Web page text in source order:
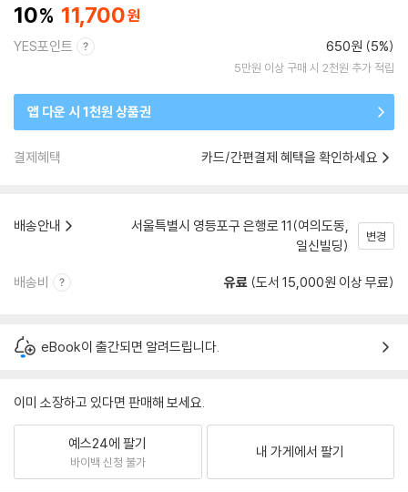
10 11,700
YES포인트 650원 (5%)
5만원 이상 구매 시 2천원 추가 적립
앱 다운 시 1천원 상품권
결제혜택 카드/간편결제 혜택을 확인하세요
배송안내
서울특별시 영등포구 은행로 11(여의도동,
일신빌딩)
변경
배송비 유료 (도서 15,000원 이상 무료)
eBook이 출간되면 알려드립니다.
이미 소장하고 있다면 판매해 보세요.
예스24에 팔기
바이백 신청 불가
내 가게에서 팔기